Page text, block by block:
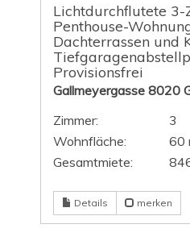
Lichtdurchflutete 3-
Penthouse-
Dachterrassen und
Provisionsfrei
Gallmeyergasse 8020
Zimmer:
3
Wohnfläche:
60
Gesamtmiete:
Details merken